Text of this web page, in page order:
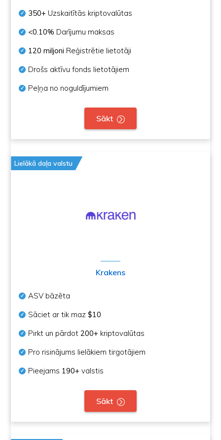
350+ Uzskaitītās kriptovalūtas
<0.10% Darījumu maksas
120 miljoni Reģistrētie lietotāji
Drošs aktīvu fonds lietotājiem
Peļņa no noguldījumiem
Sākt
Lielākā daļa valstu
Krakens
ASV bāzēta
Sāciet ar tik maz$10
Pirkt un pārdot200+ kriptovalūtas
Pro risinājums lielākiem tirgotājiem
Pieejams 190+ valstis
Sākt